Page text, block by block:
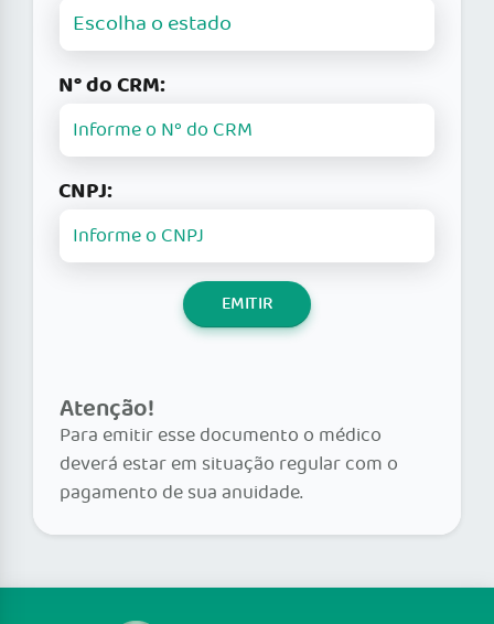
N° do CRM:
CNPJ:
EMITIR
Atenção!
Para emitir esse documento o médico
deverá estar em situação regular com o
pagamento de sua anuidade.